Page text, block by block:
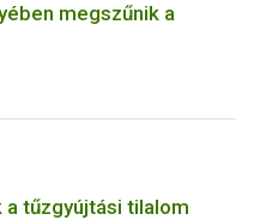
megszűnik a
a tűzgyújtási tilalom